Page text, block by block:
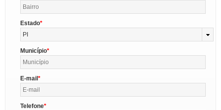
Estado
PI
Município
E-mail
Telefone